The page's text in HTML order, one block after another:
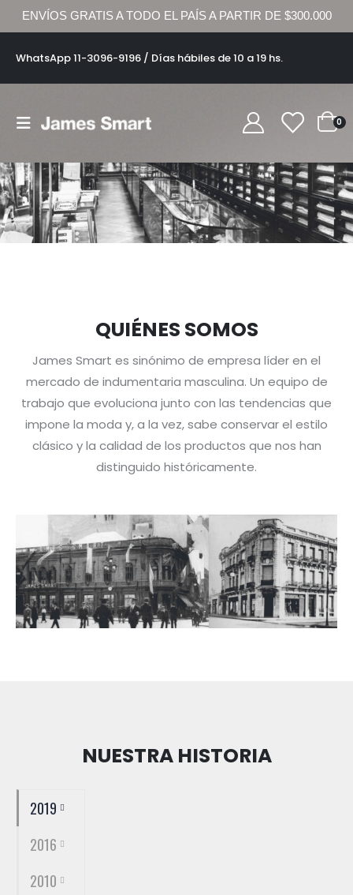
ENVÍOS GRATIS A TODO EL PAÍS A PARTIR DE $300.000
WhatsApp 11-3096-9196 / Días hábiles de 10 a 19 hs.
0
QUIÉNES SOMOS
James Smart es sinónimo de empresa líder en el
mercado de indumentaria masculina. Un equipo de
trabajo que evoluciona junto con las tendencias que
impone la moda y, a la vez, sabe conservar el estilo
clásico y la calidad de los productos que nos han
distinguido históricamente.
NUESTRA HISTORIA
2019
2016
2010